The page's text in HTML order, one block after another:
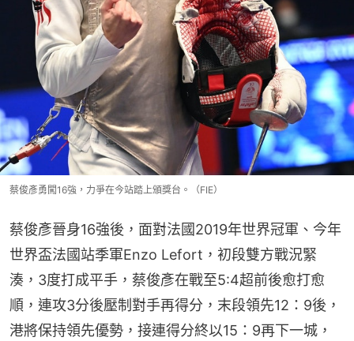
蔡俊彥勇闖16強，力爭在今站踏上頒獎台。（FIE）
蔡俊彥晉身16強後，面對法國2019年世界冠軍、今年
世界盃法國站季軍Enzo Lefort，初段雙方戰況緊
湊，3度打成平手，蔡俊彥在戰至5:4超前後愈打愈
順，連攻3分後壓制對手再得分，末段領先12：9後，
港將保持領先優勢，接連得分終以15：9再下一城，